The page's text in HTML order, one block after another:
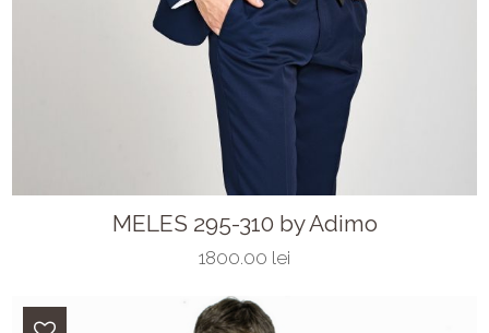
MELES 295-310 by Adimo
1800.00 lei